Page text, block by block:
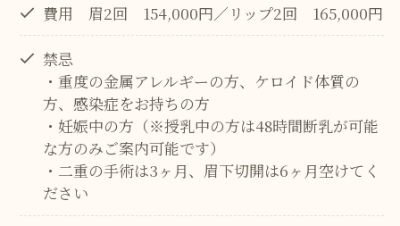
費用 眉2回 154,000円／リップ2回 165,000円
禁忌
・重度の金属アレルギーの方、ケロイド体質の
方、感染症をお持ちの方
・妊娠中の方（※授乳中の方は48時間断乳が可能
な方のみご案内可能です）
・二重の手術は3ヶ月、眉下切開は6ヶ月空けてく
ださい